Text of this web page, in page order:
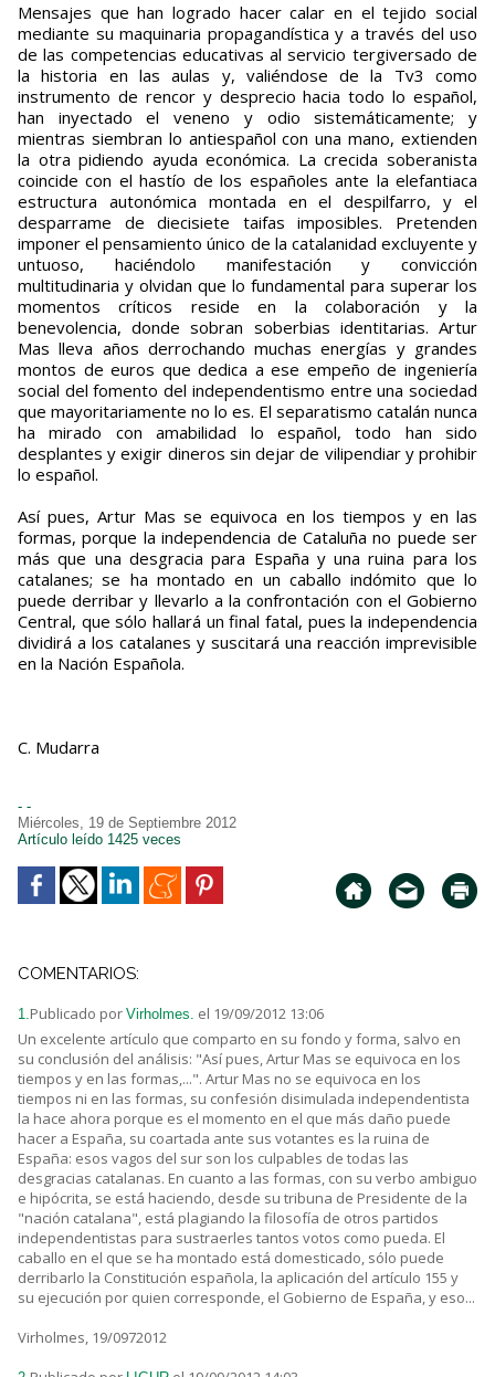
Mensajes que han logrado hacer calar en el tejido social
mediante su maquinaria propagandística y a través del uso
de las competencias educativas al servicio tergiversado de
la historia en las aulas y, valiéndose de la Tv3 como
instrumento de rencor y desprecio hacia todo lo español,
han inyectado el veneno y odio sistemáticamente; y
mientras siembran lo antiespañol con una mano, extienden
la otra pidiendo ayuda económica. La crecida soberanista
coincide con el hastío de los españoles ante la elefantiaca
estructura autonómica montada en el despilfarro, y el
desparrame de diecisiete taifas imposibles. Pretenden
imponer el pensamiento único de la catalanidad excluyente y
untuoso, haciéndolo manifestación y convicción
multitudinaria y olvidan que lo fundamental para superar los
momentos críticos reside en la colaboración y la
benevolencia, donde sobran soberbias identitarias. Artur
Mas lleva años derrochando muchas energías y grandes
montos de euros que dedica a ese empeño de ingeniería
social del fomento del independentismo entre una sociedad
que mayoritariamente no lo es. El separatismo catalán nunca
ha mirado con amabilidad lo español, todo han sido
desplantes y exigir dineros sin dejar de vilipendiar y prohibir
lo español.
Así pues, Artur Mas se equivoca en los tiempos y en las
formas, porque la independencia de Cataluña no puede ser
más que una desgracia para España y una ruina para los
catalanes; se ha montado en un caballo indómito que lo
puede derribar y llevarlo a la confrontación con el Gobierno
Central, que sólo hallará un final fatal, pues la independencia
dividirá a los catalanes y suscitará una reacción imprevisible
en la Nación Española.
C. Mudarra
- -
Miércoles, 19 de Septiembre 2012
Artículo leído 1425 veces
COMENTARIOS:
1.Publicado por Virholmes. el 19/09/2012 13:06
Un excelente artículo que comparto en su fondo y forma, salvo en
su conclusión del análisis: "Así pues, Artur Mas se equivoca en los
tiempos y en las formas,...". Artur Mas no se equivoca en los
tiempos ni en las formas, su confesión disimulada independentista
la hace ahora porque es el momento en el que más daño puede
hacer a España, su coartada ante sus votantes es la ruina de
España: esos vagos del sur son los culpables de todas las
desgracias catalanas. En cuanto a las formas, con su verbo ambiguo
e hipócrita, se está haciendo, desde su tribuna de Presidente de la
"nación catalana", está plagiando la filosofía de otros partidos
independentistas para sustraerles tantos votos como pueda. El
caballo en el que se ha montado está domesticado, sólo puede
derribarlo la Constitución española, la aplicación del artículo 155 y
su ejecución por quien corresponde, el Gobierno de España, y eso...
Virholmes, 19/0972012